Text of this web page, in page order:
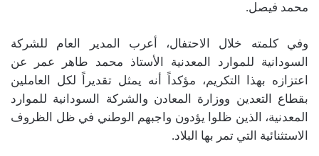
محمد فيصل.
وفي كلمته خلال الاحتفال، أعرب المدير العام للشركة
السودانية للموارد المعدنية الأستاذ محمد طاهر عمر عن
اعتزازه بهذا التكريم، مؤكداً أنه يمثل تقديراً لكل العاملين
بقطاع التعدين ووزارة المعادن والشركة السودانية للموارد
المعدنية، الذين ظلوا يؤدون واجبهم الوطني في ظل الظروف
الاستثنائية التي تمر بها البلاد.